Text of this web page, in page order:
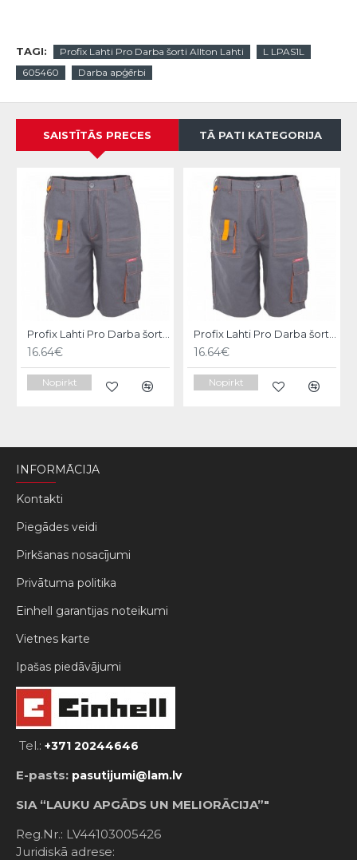
TAGI: Profix Lahti Pro Darba šorti Allton Lahti
L LPAS1L
605460
Darba apģērbi
SAISTĪTĀS PRECES TĀ PATI KATEGORIJA
Profix Lahti Pro Darba šorti Allton Lahti, 2XL LPAS12XL
16.64€
Nopirkt
Profix Lahti Pro Darba šorti Allton Lahti, 3XL LPAS13XL
16.64€
Nopirkt
INFORMĀCIJA
Kontakti
Piegādes veidi
Pirkšanas nosacījumi
Privātuma politika
Einhell garantijas noteikumi
Vietnes karte
Ipašas piedāvājumi
Tel.: +371 20244646
E-pasts: pasutijumi@lam.lv
SIA “LAUKU APGĀDS UN MELIORĀCIJA”"
Reg.Nr.: LV44103005426
Juridiskā adrese: